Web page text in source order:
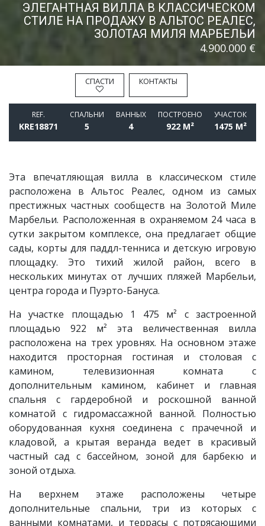
СПАСТИ КОНТАКТЫ
ЭЛЕГАНТНАЯ ВИЛЛА В КЛАССИЧЕСКОМ
СТИЛЕ НА ПРОДАЖУ В АЛЬТОС РЕАЛЕС,
ЗОЛОТАЯ МИЛЯ МАРБЕЛЬИ
4.900.000 €
REF.
KRE18871
СПАЛЬНИ
5
BАННЫХ
4
ПОСТРОЕНО
922 M²
УЧАСТОК
1475 M²
Эта впечатляющая вилла в классическом стиле
расположена в Альтос Реалес, одном из самых
престижных частных сообществ на Золотой Миле
Марбельи. Расположенная в охраняемом 24 часа в
сутки закрытом комплексе, она предлагает общие
сады, корты для паддл-тенниса и детскую игровую
площадку. Это тихий жилой район, всего в
нескольких минутах от лучших пляжей Марбельи,
центра города и Пуэрто-Бануса.
На участке площадью 1 475 м² с застроенной
площадью 922 м² эта величественная вилла
расположена на трех уровнях. На основном этаже
находится просторная гостиная и столовая с
камином, телевизионная комната с
дополнительным камином, кабинет и главная
спальня с гардеробной и роскошной ванной
комнатой с гидромассажной ванной. Полностью
оборудованная кухня соединена с прачечной и
кладовой, а крытая веранда ведет в красивый
частный сад с бассейном, зоной для барбекю и
зоной отдыха.
На верхнем этаже расположены четыре
дополнительные спальни, три из которых с
ванными комнатами, и террасы с потрясающими